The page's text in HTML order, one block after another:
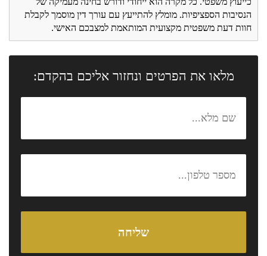
הנסיבות הספציפיות. מומלץ להתייעץ עם עורך דין מוסמך לקבלת
חוות דעת משפטית מקצועית המותאמת למצבכם האישי.
מלאו את הפרטים ונחזור אליכם בהקדם: